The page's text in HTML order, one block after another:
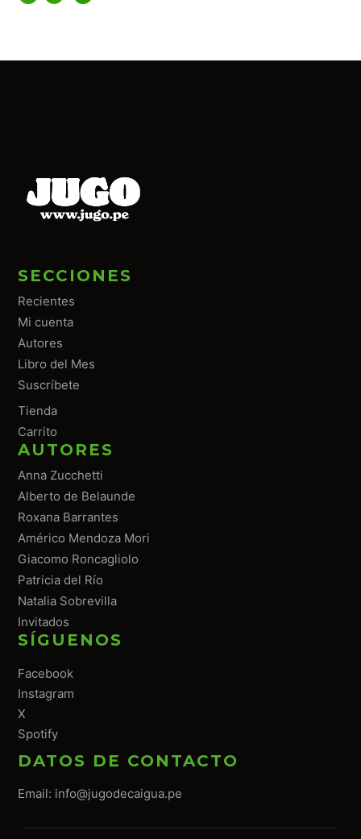
SECCIONES
Recientes
Mi cuenta
Autores
Libro del Mes
Suscríbete
Tienda
Carrito
AUTORES
Anna Zucchetti
Alberto de Belaunde
Roxana Barrantes
Américo Mendoza Mori
Giacomo Roncagliolo
Patricia del Río
Natalia Sobrevilla
Invitados
SÍGUENOS
Facebook
Instagram
X
Spotify
DATOS DE CONTACTO
Email: info@jugodecaigua.pe